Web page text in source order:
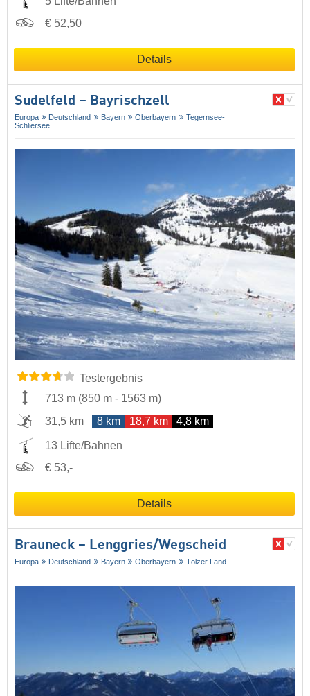
€ 52,50
Details
Sudelfeld – Bayrischzell
Europa Deutschland Bayern Oberbayern
Tegernsee-
Schliersee
Testergebnis
713 m (850 m - 1563 m)
31,5 km
8 km 18,7 km 4,8 km
13 Lifte/Bahnen
€ 53,-
Details
Brauneck – Lenggries/​Wegscheid
Europa Deutschland Bayern Oberbayern Tölzer Land